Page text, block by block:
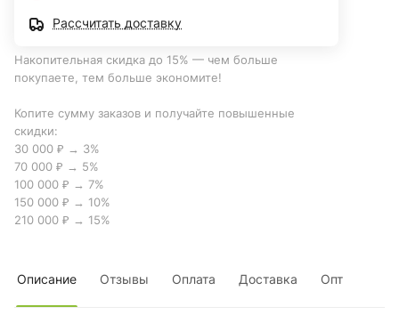
Рассчитать доставку
Накопительная скидка до 15% — чем больше
покупаете, тем больше экономите!
Копите сумму заказов и получайте повышенные
скидки:
30 000 ₽ → 3%
70 000 ₽ → 5%
100 000 ₽ → 7%
150 000 ₽ → 10%
210 000 ₽ → 15%
Описание Отзывы Оплата Доставка Опт